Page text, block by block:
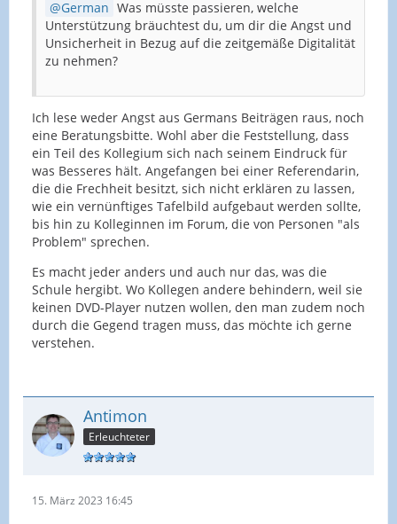
German Was müsste passieren, welche
Unterstützung bräuchtest du, um dir die Angst und
Unsicherheit in Bezug auf die zeitgemäße Digitalität
zu nehmen?
Ich lese weder Angst aus Germans Beiträgen raus, noch
eine Beratungsbitte. Wohl aber die Feststellung, dass
ein Teil des Kollegium sich nach seinem Eindruck für
was Besseres hält. Angefangen bei einer Referendarin,
die die Frechheit besitzt, sich nicht erklären zu lassen,
wie ein vernünftiges Tafelbild aufgebaut werden sollte,
bis hin zu Kolleginnen im Forum, die von Personen "als
Problem" sprechen.
Es macht jeder anders und auch nur das, was die
Schule hergibt. Wo Kollegen andere behindern, weil sie
keinen DVD-Player nutzen wollen, den man zudem noch
durch die Gegend tragen muss, das möchte ich gerne
verstehen.
Antimon
Erleuchteter
15. März 2023 16:45